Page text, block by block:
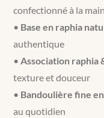
confectionné à la
• Base en raphia
authentique
•Association raphia
texture et douceur
• Bandoulière fine
au quotidien